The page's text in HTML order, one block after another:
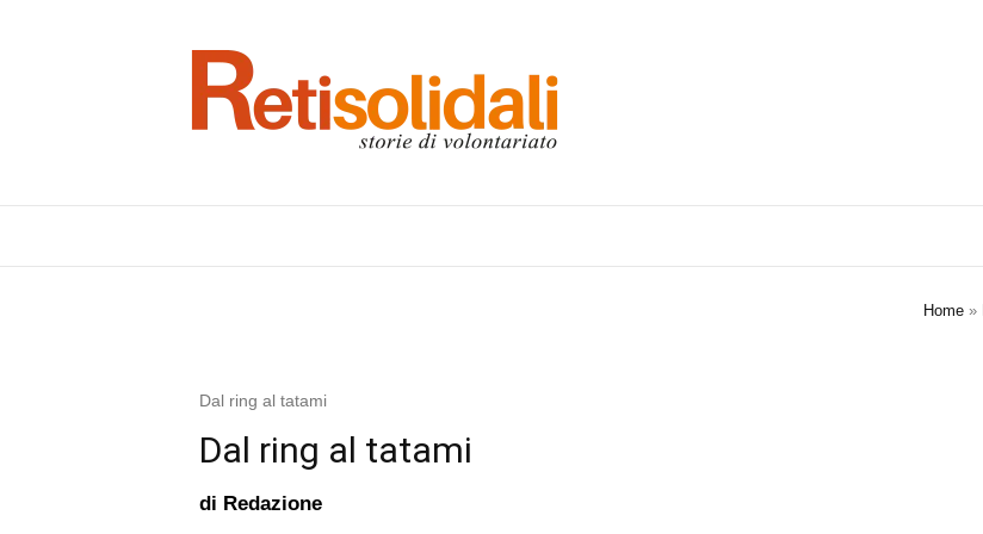
Home »
Dal ring al tatami
Dal ring al tatami
di Redazione